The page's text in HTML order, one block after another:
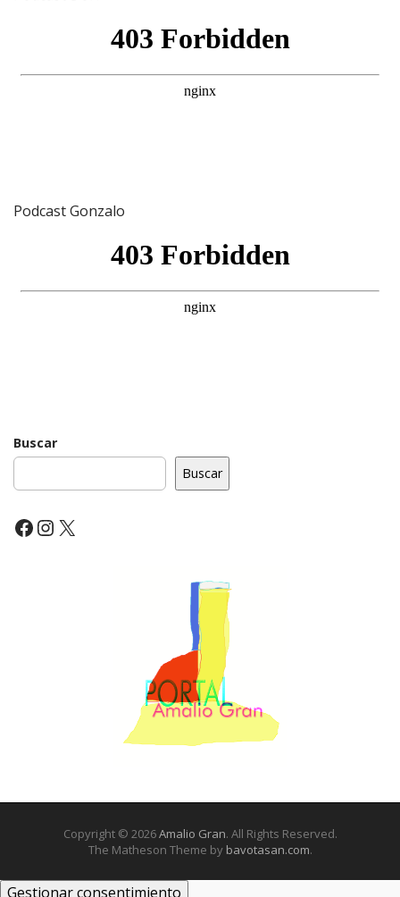
Podcast Gonzalo
Buscar
Buscar
Facebook
Instagram
X
Copyright © 2026Amalio Gran. All Rights Reserved.
The Matheson Theme by bavotasan.com.
Gestionar consentimiento